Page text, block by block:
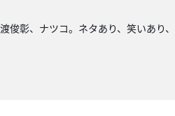
俊彰、ナツコ。ネタあり、笑いあり